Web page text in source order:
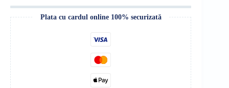
Plata cu cardul online 100% securizată